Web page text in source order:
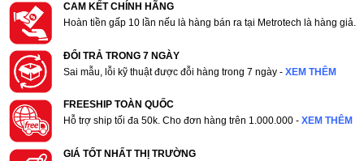
CAM KẾT CHÍNH HÃNG
Hoàn tiền gấp 10 lần nếu là hàng bán ra tại Metrotech là hàng giả.
ĐỔI TRẢ TRONG 7 NGÀY
Sai mẫu, lỗi kỹ thuật được đỗi hàng trong 7 ngày - XEM THÊM
FREESHIP TOÀN QUỐC
Hỗ trợ ship tối đa 50k. Cho đơn hàng trên 1.000.000 - XEM THÊM
GIÁ TỐT NHẤT THỊ TRƯỜNG